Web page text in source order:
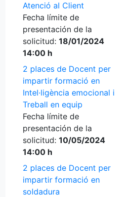
Atenció al Client
Fecha límite de
presentación de la
solicitud: 18/01/2024
14:00 h
2 places de Docent per
impartir formació en
Intel·ligència emocional i
Treball en equip
Fecha límite de
presentación de la
solicitud: 10/05/2024
14:00 h
2 places de Docent per
impartir formació en
soldadura